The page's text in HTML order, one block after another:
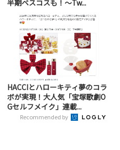
半期ベスコスも！～Tw...
HACCIとハローキティ夢のコラ
ボが実現！大人気「宝塚歌劇O
Gセルフメイク」連載...
Recommended by